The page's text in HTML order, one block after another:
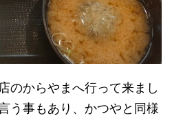
のからやまへ行って来まし
う事もあり、かつやと同様